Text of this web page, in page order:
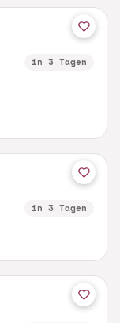
in 3 Tagen
in 3 Tagen